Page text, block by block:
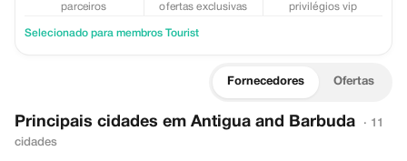
parceiros ofertas exclusivas privilégios vip
Selecionado para membros Tourist
Fornecedores Ofertas
Principais cidades em Antigua and Barbuda
· 11
cidades